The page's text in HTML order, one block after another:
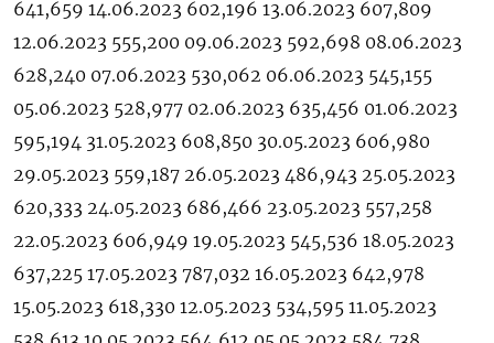
641,659 14.06.2023 602,196 13.06.2023 607,809
12.06.2023 555,200 09.06.2023 592,698 08.06.2023
628,240 07.06.2023 530,062 06.06.2023 545,155
05.06.2023 528,977 02.06.2023 635,456 01.06.2023
595,194 31.05.2023 608,850 30.05.2023 606,980
29.05.2023 559,187 26.05.2023 486,943 25.05.2023
620,333 24.05.2023 686,466 23.05.2023 557,258
22.05.2023 606,949 19.05.2023 545,536 18.05.2023
637,225 17.05.2023 787,032 16.05.2023 642,978
15.05.2023 618,330 12.05.2023 534,595 11.05.2023